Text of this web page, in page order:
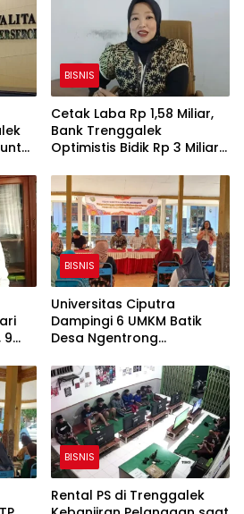
BISNIS
Cetak Laba Rp 1,58 Miliar,
Bank Trenggalek
Optimistis Bidik Rp 3 Miliar
9
BISNIS
Universitas Ciputra
Dampingi 6 UMKM Batik
Desa Ngentrong
Desain Motif dan Warna
BISNIS
Rental PS di Trenggalek